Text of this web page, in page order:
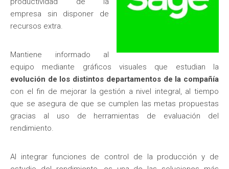
empresa sin disponer de
recursos extra.
Mantiene informado al
equipo mediante gráficos visuales que estudian la
evolución de los distintos departamentos de la compañía
con el fin de mejorar la gestión a nivel integral, al tiempo
que se asegura de que se cumplen las metas propuestas
gracias al uso de herramientas de evaluación del
rendimiento.
Al integrar funciones de control de la producción y de